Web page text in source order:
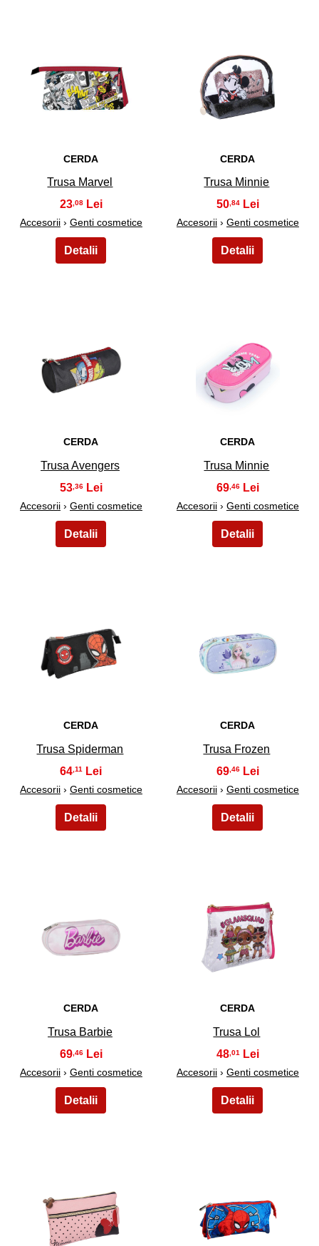
27
CERDA
Trusa Marvel
23 ,08
Accesorii› Genti cosmetice
28
CERDA
Trusa Minnie
50,84
Accesorii› Genti cosmetice
29
CERDA
Trusa Avengers
53 ,36
Accesorii› Genti cosmetice
30
CERDA
Trusa Minnie
69,46
Accesorii› Genti cosmetice
31
CERDA
Trusa Spiderman
64,11
Accesorii› Genti cosmetice
32
CERDA
Trusa Frozen
69,46
Accesorii› Genti cosmetice
33
CERDA
Trusa Barbie
69,46
Accesorii› Genti cosmetice
34
CERDA
Trusa Lol
48 ,01
Accesorii› Genti cosmetice
35 36